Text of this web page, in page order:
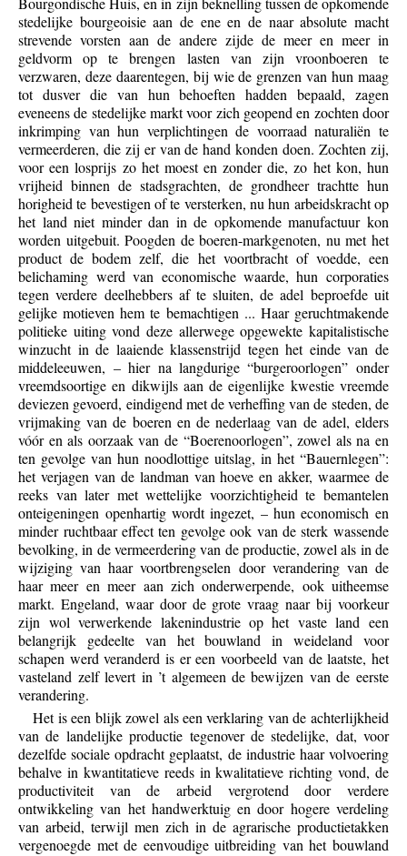
stedelijke bourgeoisie aan de ene en de naar absolute macht
strevende vorsten aan de andere zijde de meer en meer in
geldvorm op te brengen lasten van zijn vroonboeren te
verzwaren, deze daarentegen, bij wie de grenzen van hun maag
tot dusver die van hun behoeften hadden bepaald, zagen
eveneens de stedelijke markt voor zich geopend en zochten door
inkrimping van hun verplichtingen de voorraad naturaliën te
vermeerderen, die zij er van de hand konden doen. Zochten zij,
voor een losprijs zo het moest en zonder die, zo het kon, hun
vrijheid binnen de stadsgrachten, de grondheer trachtte hun
horigheid te bevestigen of te versterken, nu hun arbeidskracht op
het land niet minder dan in de opkomende manufactuur kon
worden uitgebuit. Poogden de boeren-markgenoten, nu met het
product de bodem zelf, die het voortbracht of voedde, een
belichaming werd van economische waarde, hun corporaties
tegen verdere deelhebbers af te sluiten, de adel beproefde uit
gelijke motieven hem te bemachtigen ... Haar geruchtmakende
politieke uiting vond deze allerwege opgewekte kapitalistische
winzucht in de laaiende klassenstrijd tegen het einde van de
middeleeuwen, – hier na langdurige “burgeroorlogen” onder
vreemdsoortige en dikwijls aan de eigenlijke kwestie vreemde
deviezen gevoerd, eindigend met de verheffing van de steden, de
vrijmaking van de boeren en de nederlaag van de adel, elders
vóór en als oorzaak van de “Boerenoorlogen”, zowel als na en
ten gevolge van hun noodlottige uitslag, in het “Bauernlegen”:
het verjagen van de landman van hoeve en akker, waarmee de
reeks van later met wettelijke voorzichtigheid te bemantelen
onteigeningen openhartig wordt ingezet, – hun economisch en
minder ruchtbaar effect ten gevolge ook van de sterk wassende
bevolking, in de vermeerdering van de productie, zowel als in de
wijziging van haar voortbrengselen door verandering van de
haar meer en meer aan zich onderwerpende, ook uitheemse
markt. Engeland, waar door de grote vraag naar bij voorkeur
zijn wol verwerkende lakenindustrie op het vaste land een
belangrijk gedeelte van het bouwland in weideland voor
schapen werd veranderd is er een voorbeeld van de laatste, het
vasteland zelf levert in ’t algemeen de bewijzen van de eerste
verandering.
Het is een blijk zowel als een verklaring van de achterlijkheid
van de landelijke productie tegenover de stedelijke, dat, voor
dezelfde sociale opdracht geplaatst, de industrie haar volvoering
behalve in kwantitatieve reeds in kwalitatieve richting vond, de
productiviteit van de arbeid vergrotend door verdere
ontwikkeling van het handwerktuig en door hogere verdeling
van arbeid, terwijl men zich in de agrarische productietakken
vergenoegde met de eenvoudige uitbreiding van het bouwland